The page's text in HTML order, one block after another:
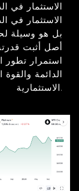
الاستثمار في
الاستثمار في
بل هو وسيلة
أصل أثبت
استمرار تطور
الدائمة
الاستثمارية.